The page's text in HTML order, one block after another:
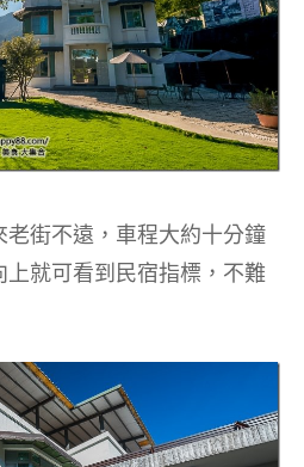
老街不遠，車程大約十分鐘
就可看到民宿指標，不難